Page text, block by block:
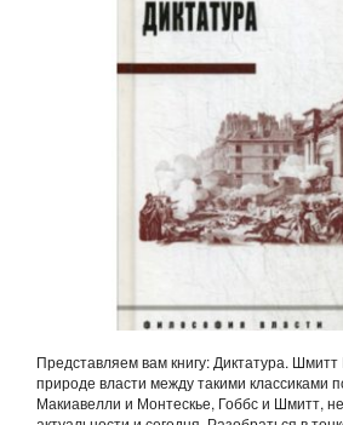
Представляем вам книгу: Диктатура.
природе власти между такими классиками
Макиавелли и Монтескье, Гоббс и Шмитт,